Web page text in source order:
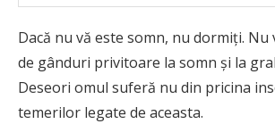
Dacă nu vă este somn, nu dormiți. Nu
de gânduri privitoare la somn și la
Deseori omul suferă nu din pricina
temerilor legate de aceasta.